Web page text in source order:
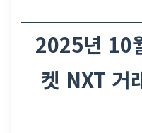
2025년 10
켓 NXT 거